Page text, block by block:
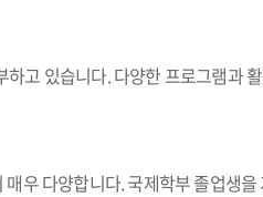
고 있습니다. 다양한 프로그램과
우 다양합니다. 국제학부 졸업생